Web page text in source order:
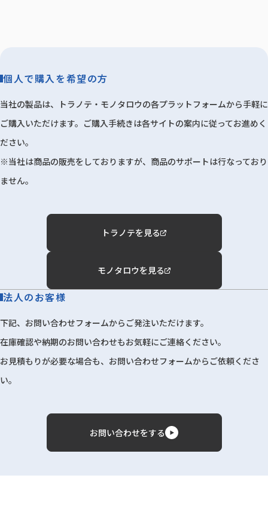
個人で購入を希望の方
当社の製品は、トラノテ・モノタロウの各プラットフォームから手軽に
ご購入いただけます。ご購入手続きは各サイトの案内に従ってお進めく
ださい。
※当社は商品の販売をしておりますが、商品のサポートは行なっており
ません。
トラノテを見る
モノタロウを見る
法人のお客様
下記、お問い合わせフォームからご発注いただけます。
在庫確認や納期のお問い合わせもお気軽にご連絡ください。
お見積もりが必要な場合も、お問い合わせフォームからご依頼くださ
い。
お問い合わせをする